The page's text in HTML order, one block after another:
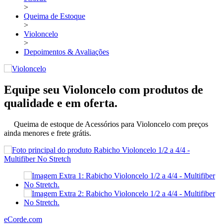
>
Queima de Estoque
>
Violoncelo
>
Depoimentos & Avaliações
Equipe seu Violoncelo com produtos de
qualidade e em oferta.
Queima de estoque de Acessórios para Violoncelo com preços
ainda menores e frete grátis.
eCorde.com